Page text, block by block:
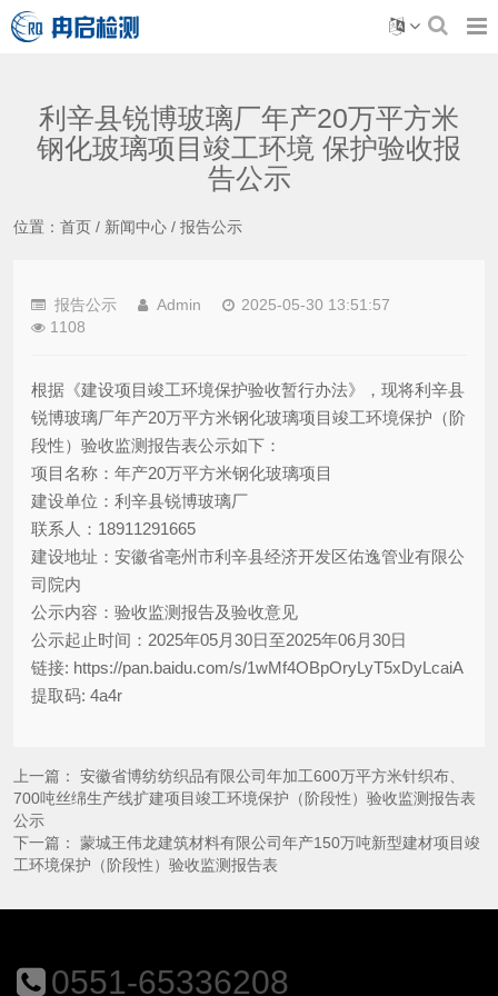
利辛县锐博玻璃厂年产20万平方米
钢化玻璃项目竣工环境 保护验收报
告公示
位置： 首页 / 新闻中心 / 报告公示
报告公示 Admin
2025-05-30 13:51:57
1108
根据《建设项目竣工环境保护验收暂行办法》，现将利辛县
锐博玻璃厂年产20万平方米钢化玻璃项目竣工环境保护（阶
段性）验收监测报告表公示如下：
项目名称：年产20万平方米钢化玻璃项目
建设单位：利辛县锐博玻璃厂
联系人：18911291665
建设地址：安徽省亳州市利辛县经济开发区佑逸管业有限公
司院内
公示内容：验收监测报告及验收意见
公示起止时间：2025年05月30日至2025年06月30日
链接: https://pan.baidu.com/s/1wMf4OBpOryLyT5xDyLcaiA
提取码: 4a4r
上一篇： 安徽省博纺纺织品有限公司年加工600万平方米针织布、
700吨丝绵生产线扩建项目竣工环境保护（阶段性）验收监测报告表
公示
下一篇： 蒙城王伟龙建筑材料有限公司年产150万吨新型建材项目竣
工环境保护（阶段性）验收监测报告表
0551-65336208